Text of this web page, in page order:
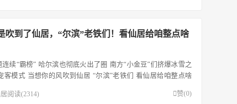
吹到了仙居，“尔滨”老铁们！看仙居给咱整点啥
续“霸榜” 哈尔滨也彻底火出了圈 南方“小金豆”们挤爆冰雪之
客模式 当想你的风吹到仙居 “尔滨”老铁们 看仙居给咱整点啥
景· 许多北方人都有一个江南梦 仙居—一个地道的南方小城 欢
做几日“无事小神仙”~ ...
赞(0)
阅读(2314)